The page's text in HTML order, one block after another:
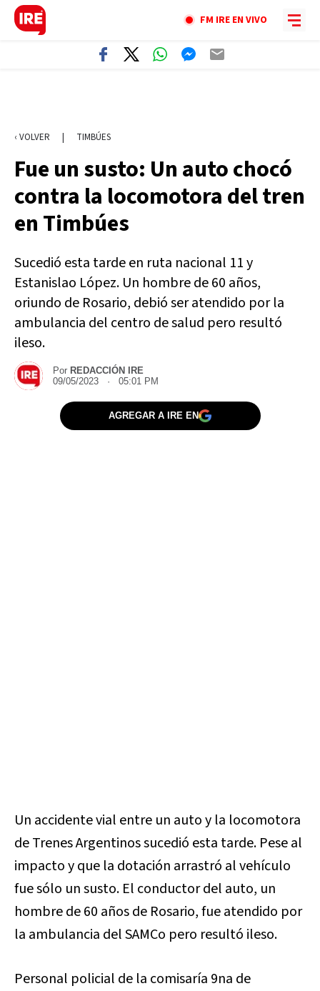
FM IRE EN VIVO
‹ VOLVER | TIMBÚES
Fue un susto: Un auto chocó
contra la locomotora del tren
en Timbúes
Sucedió esta tarde en ruta nacional 11 y
Estanislao López. Un hombre de 60 años,
oriundo de Rosario, debió ser atendido por la
ambulancia del centro de salud pero resultó
ileso.
Por REDACCIÓN IRE
09/05/2023 · 05:01 PM
AGREGAR A IRE EN
Un accidente vial entre un auto y la locomotora
de Trenes Argentinos sucedió esta tarde. Pese al
impacto y que la dotación arrastró al vehículo
fue sólo un susto. El conductor del auto, un
hombre de 60 años de Rosario, fue atendido por
la ambulancia del SAMCo pero resultó ileso.
Personal policial de la comisaría 9na de